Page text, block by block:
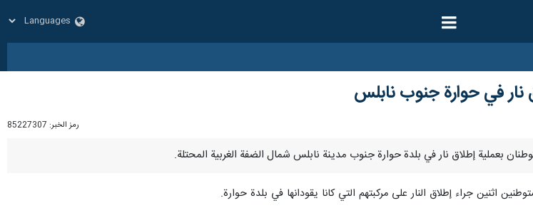
نار في حوارة جنوب نابلس
رمز الخبر: 85227307
اثنين جراء إطلاق النار على مركبتهم التي كانا يقودانها في بلدة حوارة.